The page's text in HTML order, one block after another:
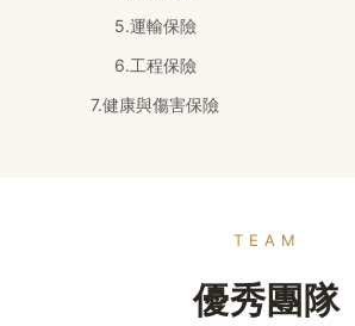
5.運輸保險
6.工程保險
7.健康與傷害保險
TEAM
優秀團隊